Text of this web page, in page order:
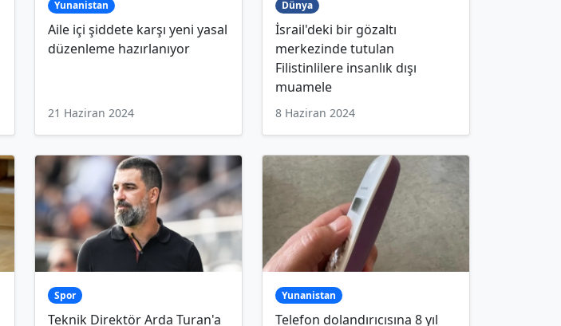
Yunanistan
Aile içi şiddete karşı yeni yasal
düzenleme hazırlanıyor
21 Haziran 2024
Dünya
İsrail'deki bir gözaltı
merkezinde tutulan
Filistinlilere insanlık dışı
muamele
8 Haziran 2024
Spor
Teknik Direktör Arda Turan'a
Yunanistan
Telefon dolandırıcısına 8 yıl